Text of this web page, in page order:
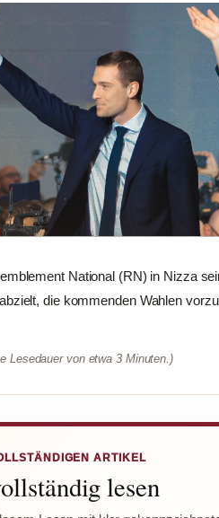
National (RN) in Nizza
die kommenden Wahlen
Lesedauer von etwa 3 Minuten.)
ARTIKEL
lesen